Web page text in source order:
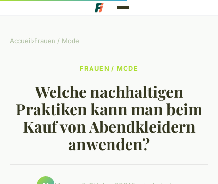
Accueil›Frauen / Mode
FRAUEN / MODE
Welche nachhaltigen
Praktiken kann man beim
Kauf von Abendkleidern
anwenden?